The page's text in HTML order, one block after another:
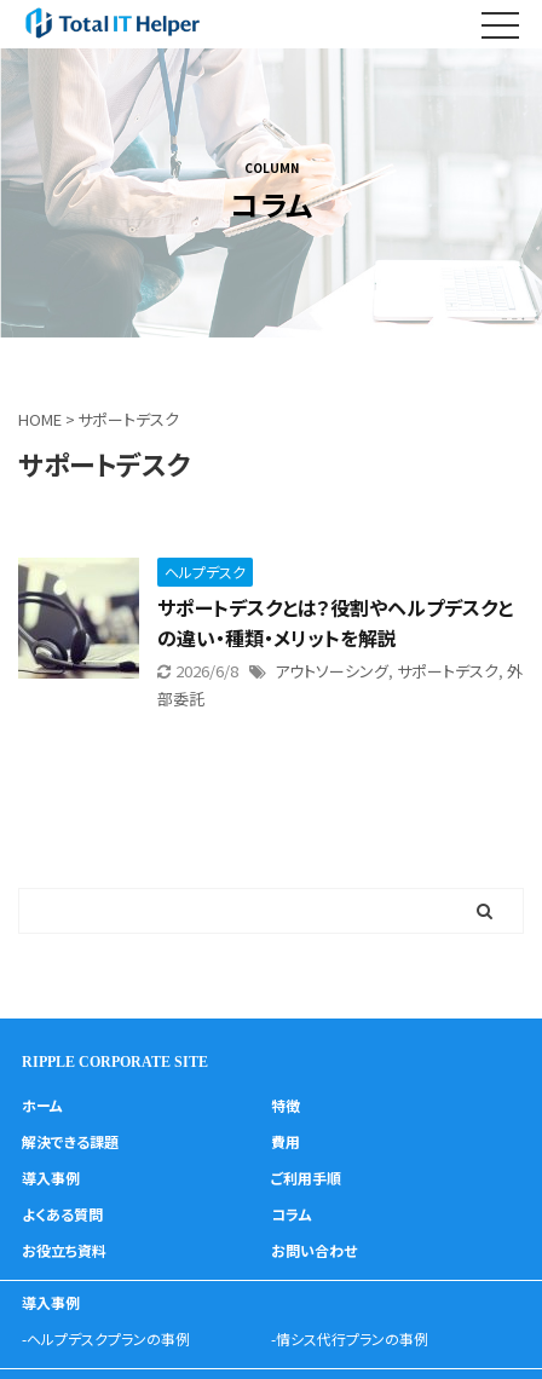
COLUMN
コラム
HOME > サポートデスク
サポートデスク
ヘルプデスク
サポートデスクとは？役割やヘルプデスクと
の違い・種類・メリットを解説
2026/6/8 アウトソーシング, サポートデスク, 外
部委託
RIPPLE CORPORATE SITE
ホーム
特徴
解決できる課題
費用
導入事例
ご利用手順
よくある質問
コラム
お役立ち資料
お問い合わせ
導入事例
-ヘルプデスクプランの事例
-情シス代行プランの事例